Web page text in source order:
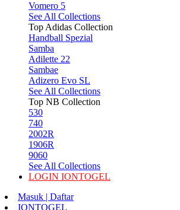
Vomero 5
See All Collections
Top Adidas Collection
Handball Spezial
Samba
Adilette 22
Sambae
Adizero Evo SL
See All Collections
Top NB Collection
530
740
2002R
1906R
9060
See All Collections
LOGIN IONTOGEL
Masuk | Daftar
IONTOGEL